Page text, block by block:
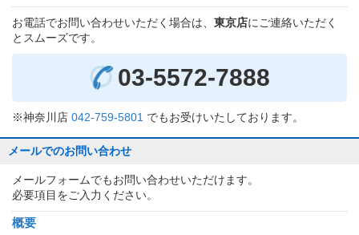
お電話でお問い合わせいただく場合は、 東京店にご連絡いただく
とスムーズです。
03-5572-7888
※神奈川店 042-759-5801 でもお受けいたしております。
メールでのお問い合わせ
メールフォームでもお問い合わせいただけます。
必要項目をご入力ください。
概要